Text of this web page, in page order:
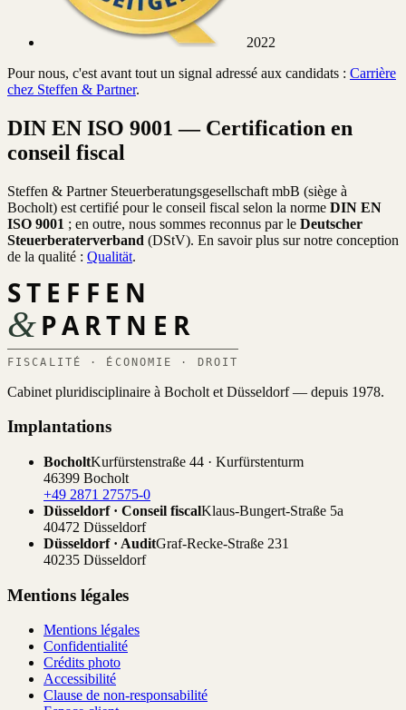
2022
Pour nous, c'est avant tout un signal adressé aux candidats : Carrière
chez Steffen & Partner.
DIN EN ISO 9001 — Certification en
conseil fiscal
Steffen & Partner Steuerberatungsgesellschaft mbB (siège à
Bocholt) est certifié pour le conseil fiscal selon la norme DIN EN
ISO 9001 ; en outre, nous sommes reconnus par le Deutscher
Steuerberaterverband (DStV). En savoir plus sur notre conception
de la qualité : Qualität.
STEFFEN
&PARTNER
FISCALITÉ · ÉCONOMIE · DROIT
Cabinet pluridisciplinaire à Bocholt et Düsseldorf — depuis 1978.
Implantations
BocholtKurfürstenstraße 44 · Kurfürstenturm
46399 Bocholt
+49 2871 27575-0
Düsseldorf · Conseil fiscalKlaus-Bungert-Straße 5a
40472 Düsseldorf
Düsseldorf · AuditGraf-Recke-Straße 231
40235 Düsseldorf
Mentions légales
Mentions légales
Confidentialité
Crédits photo
Accessibilité
Clause de non-responsabilité